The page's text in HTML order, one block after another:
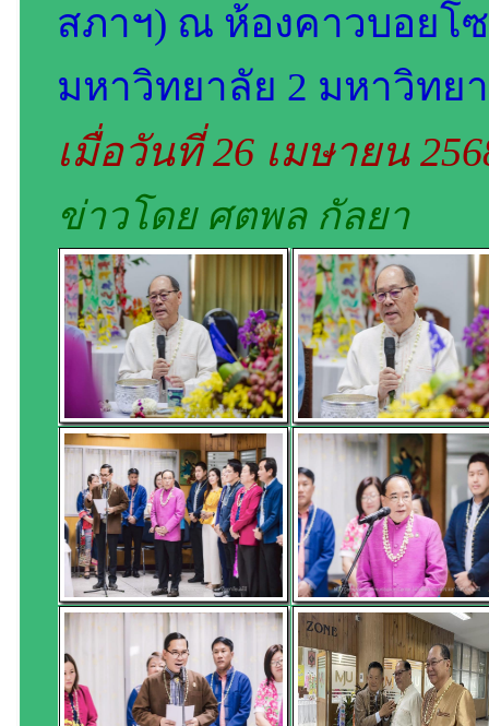
สภาฯ) ณ ห้องคาวบอยโ
มหาวิทยาลัย 2 มหาวิทย
เมื่อวันที่ 26 เมษายน
ข่าวโดย ศตพล กัลยา